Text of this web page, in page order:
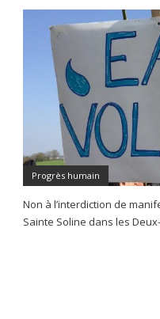
Progrès humain
Non à l’interdiction de
Sainte Soline dans les